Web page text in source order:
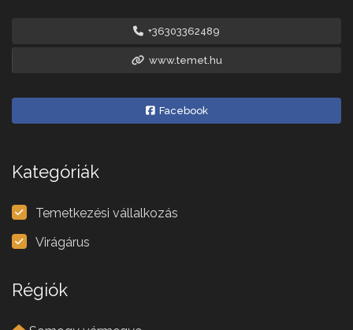
+36303362489
www.temet.hu
Facebook
Kategóriák
Temetkezési vállalkozás
Virágárus
Régiók